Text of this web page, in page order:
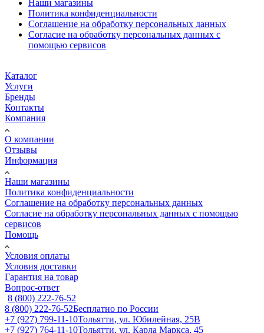
Наши магазины
Политика конфиденциальности
Соглашение на обработку персональных данных
Согласие на обработку персональных данных с
помощью сервисов
Каталог
Услуги
Бренды
Контакты
Компания
О компании
Отзывы
Информация
Наши магазины
Политика конфиденциальности
Соглашение на обработку персональных данных
Согласие на обработку персональных данных с помощью
сервисов
Помощь
Условия оплаты
Условия доставки
Гарантия на товар
Вопрос-ответ
8 (800) 222-76-52
8 (800) 222-76-52Бесплатно по России
+7 (927) 799-11-10Тольятти, ул. Юбилейная, 25В
+7 (927) 764-11-10Тольятти, ул. Карла Маркса, 45